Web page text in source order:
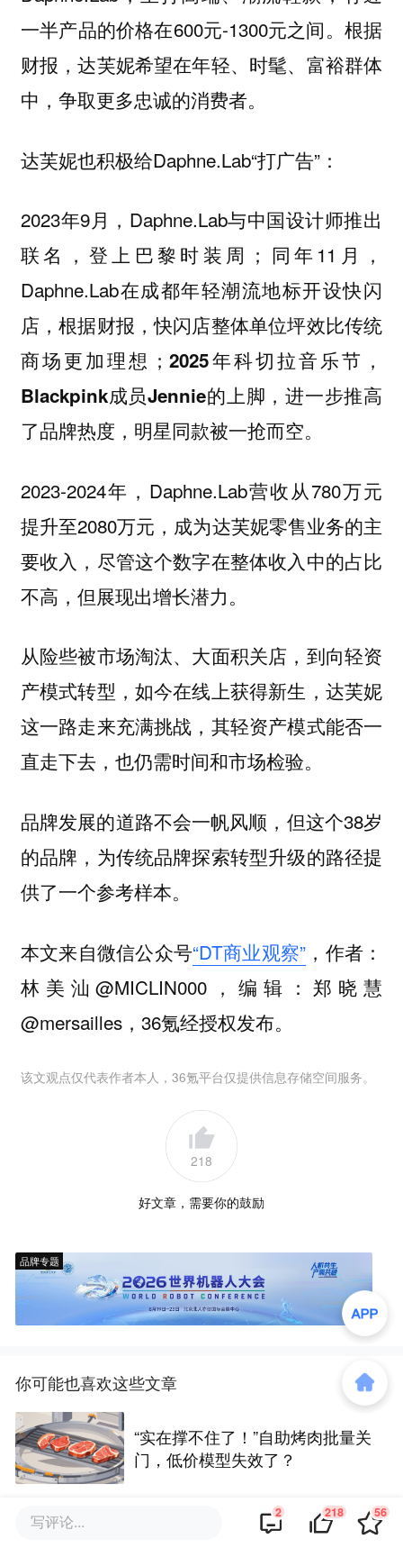
一半产品的价格在600元-1300元之间。根据
财报，达芙妮希望在年轻、时髦、富裕群体
中，争取更多忠诚的消费者。
达芙妮也积极给Daphne.Lab“打广告”：
2023年9月，Daphne.Lab与中国设计师推出
联名，登上巴黎时装周；同年11月，
Daphne.Lab在成都年轻潮流地标开设快闪
店，根据财报，快闪店整体单位坪效比传统
商场更加理想；2025年科切拉音乐节，
Blackpink成员Jennie的上脚，进一步推高
了品牌热度，明星同款被一抢而空。
2023-2024年，Daphne.Lab营收从780万元
提升至2080万元，成为达芙妮零售业务的主
要收入，尽管这个数字在整体收入中的占比
不高，但展现出增长潜力。
从险些被市场淘汰、大面积关店，到向轻资
产模式转型，如今在线上获得新生，达芙妮
这一路走来充满挑战，其轻资产模式能否一
直走下去，也仍需时间和市场检验。
品牌发展的道路不会一帆风顺，但这个38岁
的品牌，为传统品牌探索转型升级的路径提
供了一个参考样本。
本文来自微信公众号“DT商业观察” ，作者：
林美汕@MICLIN000，编辑：郑晓慧
@mersailles，36氪经授权发布。
该文观点仅代表作者本人，36氪平台仅提供信息存储空间服务。
218
好文章，需要你的鼓励
品牌专题
你可能也喜欢这些文章
“实在撑不住了！”自助烤肉批量关
门，低价模型失效了？
超20+茶咖入局，平台加码大
写评论... 2 218 56